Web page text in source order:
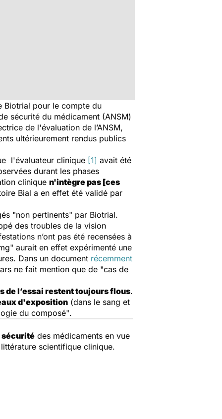
Biotrial pour le compte du
sécurité du médicament (ANSM)
de l'évaluation de l’ANSM,
ultérieurement rendus publics
l'évaluateur clinique [1] avait été
durant les phases
clinique n'intègre pas [ces
Bial a en effet été validé par
"non pertinents" par Biotrial.
des troubles de la vision
n’ont pas été recensées à
aurait en effet expérimenté une
Dans un document récemment
ne fait mention que de "cas de
de l’essai restent toujours flous.
d'exposition (dans le sang et
du composé".
sécurité des médicaments en vue
scientifique clinique.